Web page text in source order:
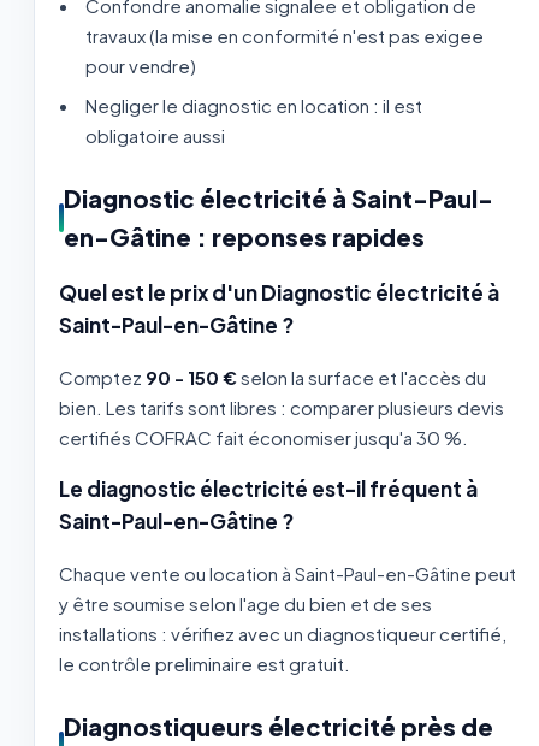
Confondre anomalie signalee et obligation de
travaux (la mise en conformité n'est pas exigee
pour vendre)
Negliger le diagnostic en location : il est
obligatoire aussi
Diagnostic électricité à Saint-Paul-
en-Gâtine : reponses rapides
Quel est le prix d'un Diagnostic électricité à
Saint-Paul-en-Gâtine ?
Comptez 90 - 150 €selon la surface et l'accès du
bien. Les tarifs sont libres : comparer plusieurs devis
certifiés COFRAC fait économiser jusqu'a 30 %.
Le diagnostic électricité est-il fréquent à
Saint-Paul-en-Gâtine ?
Chaque vente ou location à Saint-Paul-en-Gâtine peut
y être soumise selon l'age du bien et de ses
installations : vérifiez avec un diagnostiqueur certifié,
le contrôle preliminaire est gratuit.
Diagnostiqueurs électricité près de